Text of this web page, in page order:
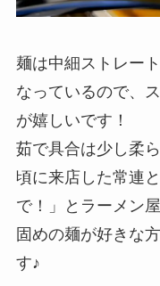
麺は中細ストレー
なっているので、
が嬉しいです！
茹で具合は少し柔
頃に来店した常連
で！」とラーメン
固めの麺が好きな
す♪